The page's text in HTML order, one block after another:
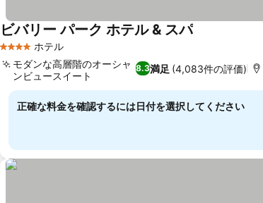
4 ホテルのランク
ホテル
ビバリー パーク ホテル & スパ
8.3満足 (4,083件の評価)
モダンな高層階のオーシャ
ンビュースイート
正確な料金を確認するには日付を選択してください